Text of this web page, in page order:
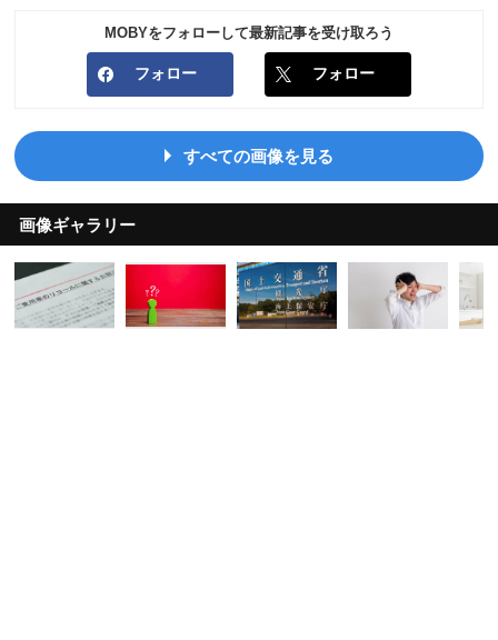
MOBYをフォローして最新記事を受け取ろう
フォロー フォロー
すべての画像を見る
画像ギャラリー